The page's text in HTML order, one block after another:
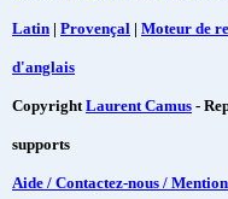
Latin | Provençal | Moteur de
d'anglais
CopyrightLaurent Camus -
supports
Aide / Contactez-nous /